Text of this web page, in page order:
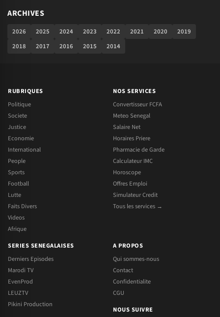
ARCHIVES
2026 2025 2024 2023 2022 2021 2020
2019
2018
2017 2016 2015 2014
RUBRIQUES
Politique
Societe
Justice
Economie
International
People
Sports
Football
Lutte
Faits Divers
Videos
Afrique
NOS SERVICES
Convertisseur FCFA
Meteo Senegal
Salaire Net
Horaires Priere
Pharmacie de Garde
Calculateur IMC
Horoscope
Offres Emploi
Simulateur Credit
Tous les services →
SERIES SENEGALAISES
Derniers Episodes
Marodi TV
EvenProd
LEUZTV
Pikini Production
A PROPOS
Qui sommes-nous
Contact
Confidentialite
CGU
NOUS SUIVRE